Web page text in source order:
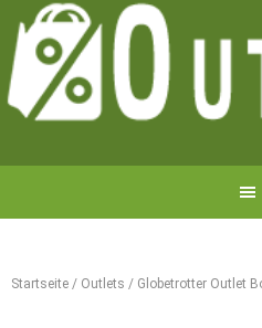
Startseite / Outlets / Globetrotter Outlet